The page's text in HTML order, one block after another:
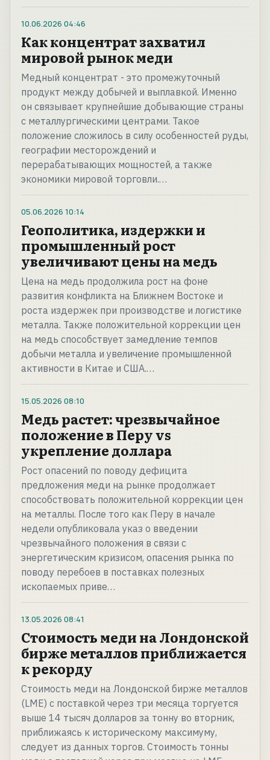
10.06.2026 04:46
Как концентрат захватил
мировой рынок меди
Медный концентрат - это промежуточный
продукт между добычей и выплавкой. Именно
он связывает крупнейшие добывающие страны
с металлургическими центрами. Такое
положение сложилось в силу особенностей руды,
географии месторождений и
перерабатывающих мощностей, а также
экономики мировой торговли.…
05.06.2026 10:14
Геополитика, издержки и
промышленный рост
увеличивают цены на медь
Цена на медь продолжила рост на фоне
развития конфликта на Ближнем Востоке и
роста издержек при производстве и логистике
металла. Также положительной коррекции цен
на медь способствует замедление темпов
добычи металла и увеличение промышленной
активности в Китае и США.…
15.05.2026 08:10
Медь растет: чрезвычайное
положение в Перу vs
укрепление доллара
Рост опасений по поводу дефицита
предложения меди на рынке продолжает
способствовать положительной коррекции цен
на металлы. После того как Перу в начале
недели опубликовала указ о введении
чрезвычайного положения в связи с
энергетическим кризисом, опасения рынка по
поводу перебоев в поставках полезных
ископаемых приве…
13.05.2026 08:41
Стоимость меди на Лондонской
бирже металлов приближается
к рекорду
Стоимость меди на Лондонской бирже металлов
(LME) с поставкой через три месяца торгуется
выше 14 тысяч долларов за тонну во вторник,
приближаясь к историческому максимуму,
следует из данных торгов. Стоимость тонны